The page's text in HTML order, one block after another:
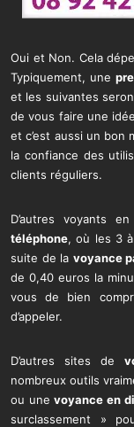
Oui et Non. Cela
Typiquement, une
et les suivantes
de vous faire une
et c’est aussi un bon
la confiance des
clients réguliers.
D’autres voyants
téléphone, où les 3
suite de la voyance
de 0,40 euros la
vous de bien
d’appeler.
D’autres sites de
nombreux outils
ou unevoyance en
surclassement »